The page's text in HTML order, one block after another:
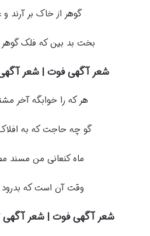
گوهر از خاک بر آرند و
بخت بد بین که فلک گوهر
شعر آگهی فوت | شعر آگهی
هر که را خوابگه آخر
گو چه حاجت که به
ماه کنعانی من مسند
وقت آن است که بدرود
شعر آگهی فوت | شعر آگهی